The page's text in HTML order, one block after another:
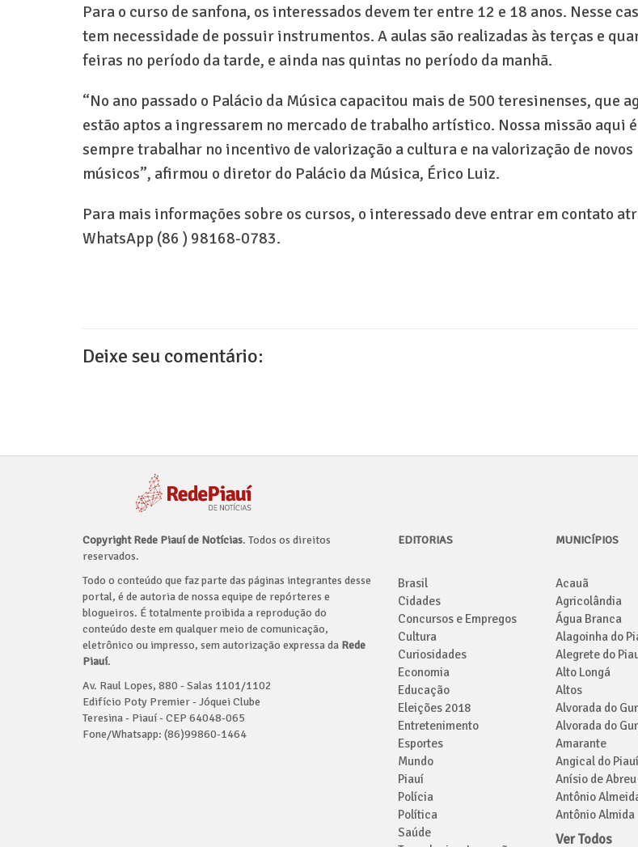
Para o curso de sanfona, os interessados devem ter entre 12 e 18 anos. Nesse
tem necessidade de possuir instrumentos. A aulas são realizadas às terças e
feiras no período da tarde, e ainda nas quintas no período da manhã.
“No ano passado o Palácio da Música capacitou mais de 500 teresinenses, que
estão aptos a ingressarem no mercado de trabalho artístico. Nossa missão aqui é
sempre trabalhar no incentivo de valorização a cultura e na valorização de novos
músicos”, afirmou o diretor do Palácio da Música, Érico Luiz.
Para mais informações sobre os cursos, o interessado deve entrar em contato
WhatsApp (86 ) 98168-0783.
Deixe seu comentário:
Copyright Rede Piauí de Notícias. Todos os direitos
reservados.
Todo o conteúdo que faz parte das páginas integrantes desse
portal, é de autoria de nossa equipe de repórteres e
blogueiros. É totalmente proibida a reprodução do
conteúdo deste em qualquer meio de comunicação,
eletrônico ou impresso, sem autorização expressa da Rede
Piauí.
Av. Raul Lopes, 880 - Salas 1101/1102
Edifício Poty Premier - Jóquei Clube
Teresina - Piauí - CEP 64048-065
Fone/Whatsapp: (86)99860-1464
EDITORIAS
Brasil
Cidades
Concursos e Empregos
Cultura
Curiosidades
Economia
Educação
Eleições 2018
Entretenimento
Esportes
Mundo
Piauí
Polícia
Política
Saúde
MUNICÍPIOS
Acauã
Agricolândia
Água Branca
Alagoinha do
Alegrete do
Alto Longá
Altos
Alvorada do
Alvorada do
Amarante
Angical do Piauí
Anísio de Abreu
Antônio
Antônio Almida
Ver Todos